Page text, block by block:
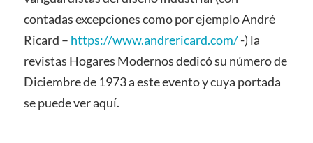
contadas excepciones como por ejemplo André
Ricard – https://www.andrericard.com/-) la
revistas Hogares Modernos dedicó su número de
Diciembre de 1973 a este evento y cuya portada
se puede ver aquí.